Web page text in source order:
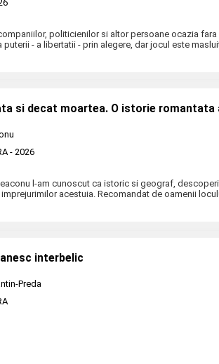
politicienilor si altor persoane ocazia fara
puterii - a libertatii - prin alegere, dar jocul este
si decat moartea. O istorie
- 2026
l-am cunoscut ca istoric si geograf,
acestuia. Recomandat de oamenii
interbelic
Preda